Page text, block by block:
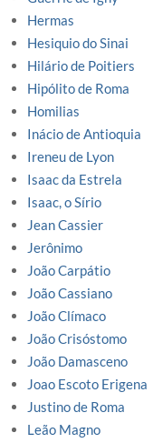
Hermas
Hesiquio do Sinai
Hilário de Poitiers
Hipólito de Roma
Homilias
Inácio de Antioquia
Ireneu de Lyon
Isaac da Estrela
Isaac, o Sírio
Jean Cassier
Jerônimo
João Carpátio
João Cassiano
João Clímaco
João Crisóstomo
João Damasceno
Joao Escoto Erigena
Justino de Roma
Leão Magno